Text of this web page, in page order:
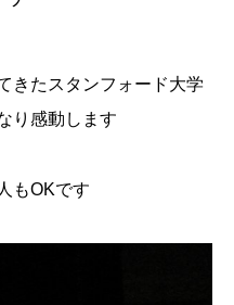
きたスタンフォード大学
り感動します
もOKです